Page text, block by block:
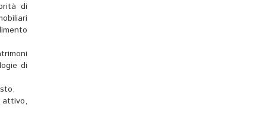
di
di
attivo,